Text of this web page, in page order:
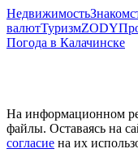
Недвижимость
валютТуризмZODY
Погода в Калачинске
На информационном
файлы. Оставаясь на
согласие на их